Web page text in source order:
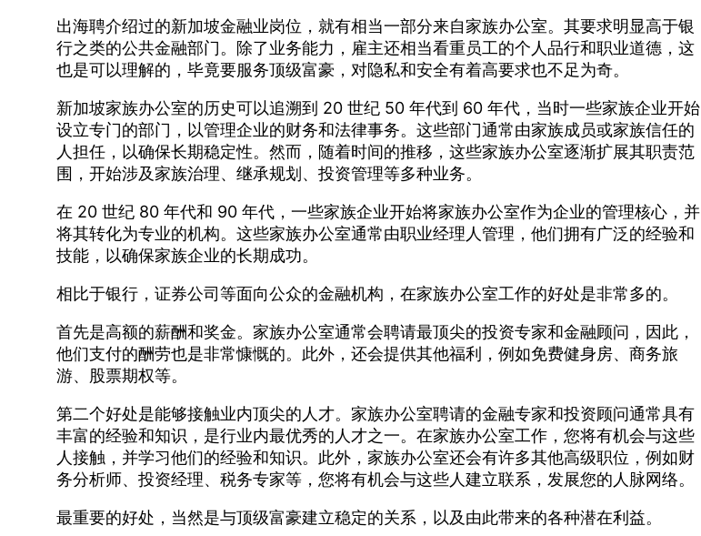
出海聘介绍过的新加坡金融业岗位，就有相当一部分来自家族办公室。其要求明显高于银
行之类的公共金融部门。除了业务能力，雇主还相当看重员工的个人品行和职业道德，这
也是可以理解的，毕竟要服务顶级富豪，对隐私和安全有着高要求也不足为奇。
新加坡家族办公室的历史可以追溯到 20 世纪 50 年代到 60 年代，当时一些家族企业开始
设立专门的部门，以管理企业的财务和法律事务。这些部门通常由家族成员或家族信任的
人担任，以确保长期稳定性。然而，随着时间的推移，这些家族办公室逐渐扩展其职责范
围，开始涉及家族治理、继承规划、投资管理等多种业务。
在 20 世纪 80 年代和 90 年代，一些家族企业开始将家族办公室作为企业的管理核心，并
将其转化为专业的机构。这些家族办公室通常由职业经理人管理，他们拥有广泛的经验和
技能，以确保家族企业的长期成功。
相比于银行，证券公司等面向公众的金融机构，在家族办公室工作的好处是非常多的。
首先是高额的薪酬和奖金。家族办公室通常会聘请最顶尖的投资专家和金融顾问，因此，
他们支付的酬劳也是非常慷慨的。此外，还会提供其他福利，例如免费健身房、商务旅
游、股票期权等。
第二个好处是能够接触业内顶尖的人才。家族办公室聘请的金融专家和投资顾问通常具有
丰富的经验和知识，是行业内最优秀的人才之一。在家族办公室工作，您将有机会与这些
人接触，并学习他们的经验和知识。此外，家族办公室还会有许多其他高级职位，例如财
务分析师、投资经理、税务专家等，您将有机会与这些人建立联系，发展您的人脉网络。
最重要的好处，当然是与顶级富豪建立稳定的关系，以及由此带来的各种潜在利益。